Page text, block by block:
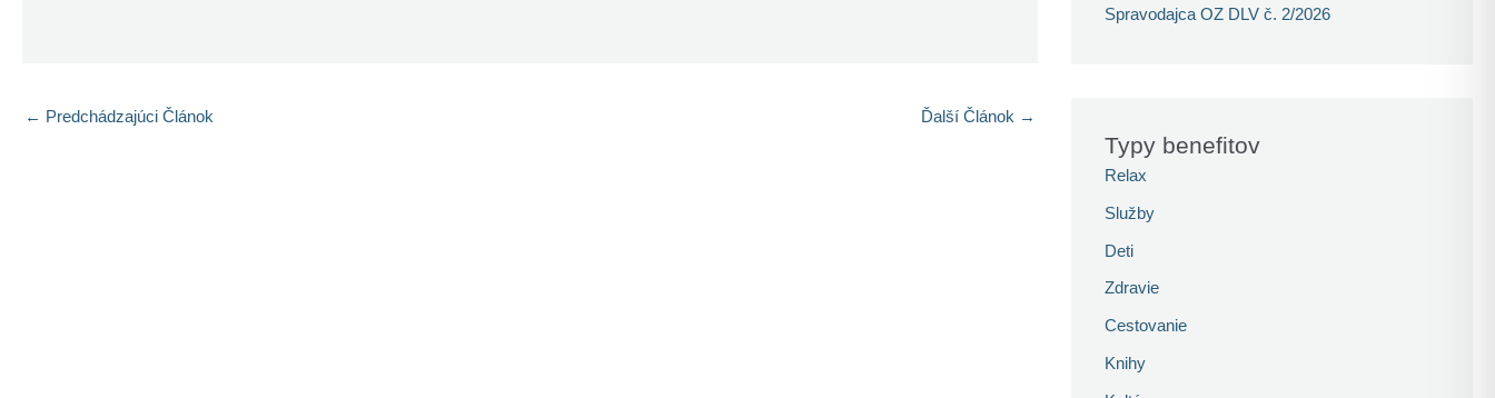
← Predchádzajúci Článok Ďalší Článok →
Spravodajca OZ DLV č. 2/2026
Typy benefitov
Relax
Služby
Deti
Zdravie
Cestovanie
Knihy